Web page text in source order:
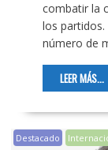
combatir la
los
número de
LEER MÁS...
Destacado